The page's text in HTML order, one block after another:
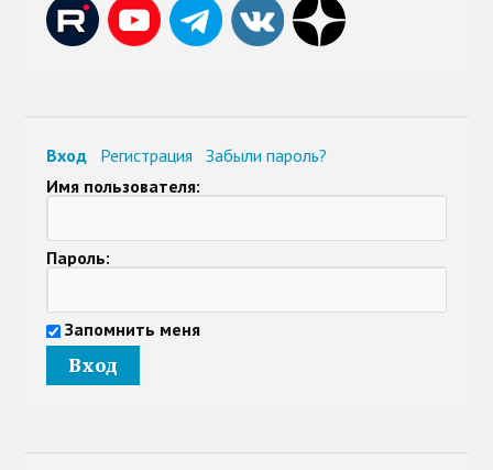
Вход Регистрация
Забыли пароль?
Имя пользователя:
Пароль:
Запомнить меня